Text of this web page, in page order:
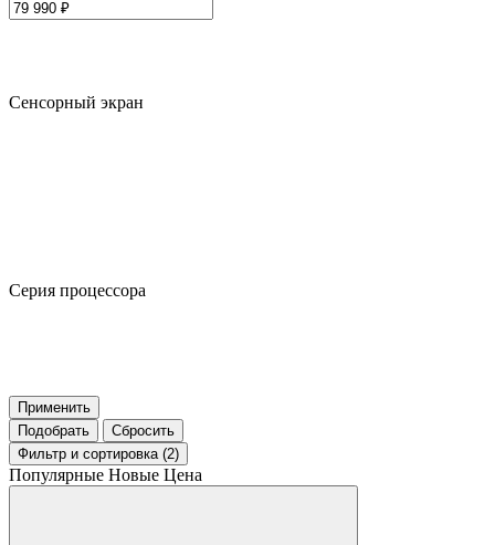
Сенсорный экран
Серия процессора
Применить
Подобрать
Сбросить
Фильтр и сортировка (2)
Популярные Новые Цена